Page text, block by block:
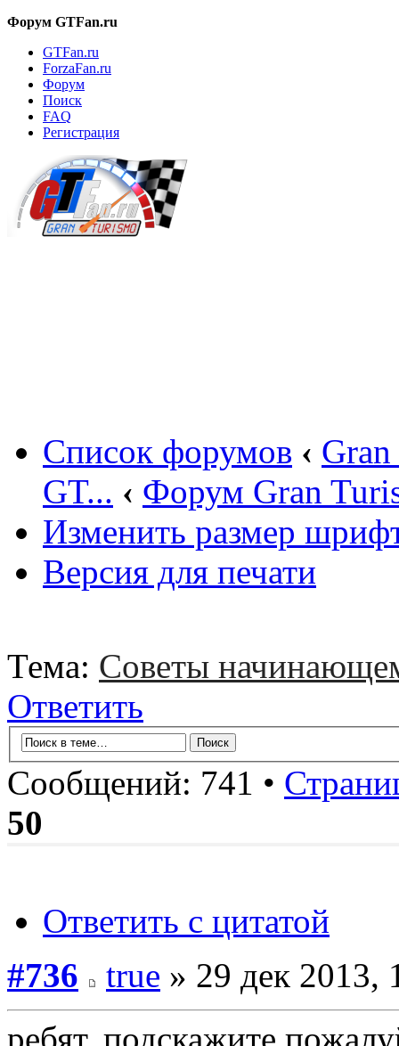
Форум GTFan.ru
GTFan.ru
ForzaFan.ru
Форум
Поиск
FAQ
Регистрация
Список форумов ‹
GT... ‹ Форум Gran
Изменить размер
Версия для печати
Тема: Советы
Ответить
Сообщений: 741 •
50
Ответить с цитатой
#736
true » 29 дек 2013,
ребят, подскажите